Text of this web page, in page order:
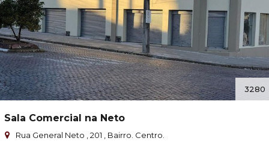
3280
Sala Comercial na Neto
Rua General Neto , 201 , Bairro. Centro.